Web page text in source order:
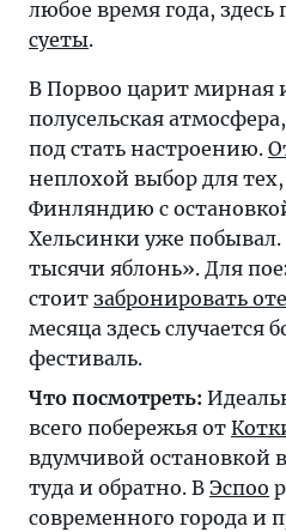
любое время года, здесь
суеты.
В Порвоо царит мирная
полусельская атмосфера,
под стать настроению.
неплохой выбор для тех,
Финляндию с
Хельсинки уже
тысячи яблонь». Для
стоит забронировать
месяца здесь
фестиваль.
Что посмотреть:
всего побережья от
вдумчивой остановкой
туда и обратно. В Эспоо
современного города и